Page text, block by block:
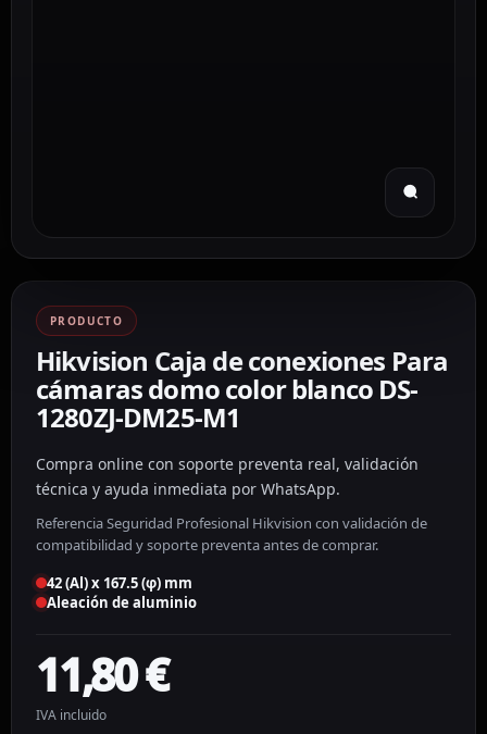
PRODUCTO
Hikvision Caja de conexiones Para
cámaras domo color blanco DS-
1280ZJ-DM25-M1
Compra online con soporte preventa real, validación
técnica y ayuda inmediata por WhatsApp.
Referencia Seguridad Profesional Hikvision con validación de
compatibilidad y soporte preventa antes de comprar.
42 (Al) x 167.5 (φ) mm
Aleación de aluminio
11,80€
IVA incluido